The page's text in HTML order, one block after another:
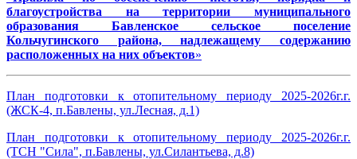
благоустройства на территории муниципального
образования Бавленское сельское поселение
Кольчугинского района, надлежащему содержанию
расположенных на них объектов»
План подготовки к отопительному периоду 2025-2026г.г.
(ЖСК-4, п.Бавлены, ул.Лесная, д.1)
План подготовки к отопительному периоду 2025-2026г.г.
(ТСН "Сила", п.Бавлены, ул.Силантьева, д.8)